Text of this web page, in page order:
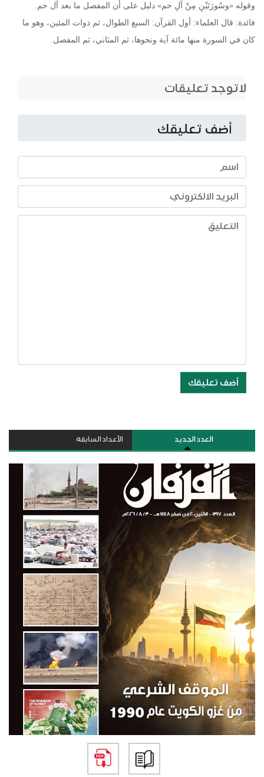
وقوله «وسُورَتَيْنِ مِنْ آلِ حم» دليل على أن المفصل ما بعد آل حم.
فائدة: قال العلماء: أول القرآن: السبع الطوال، ثم ذوات المئين، وهو ما
كان في السورة منها مائة آية ونحوها، ثم المثاني، ثم المفصل.
لاتوجد تعليقات
أضف تعليقك
أضف تعليقك
العدد الجديد الأعداد السابقة